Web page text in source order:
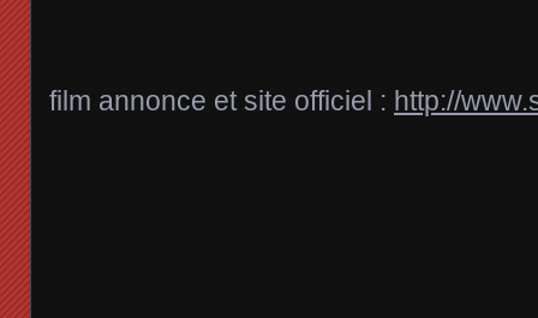
film annonce et site officiel : http://